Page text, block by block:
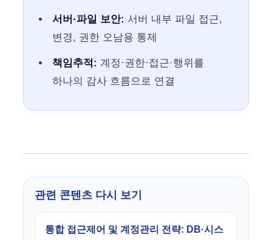
서버·파일 보안: 서버 내부 파일 접근,
변경, 권한 오남용 통제
책임추적: 계정·권한·접근·행위를
하나의 감사 흐름으로 연결
관련 콘텐츠 다시 보기
통합 접근제어 및 계정관리 전략: DB·시스